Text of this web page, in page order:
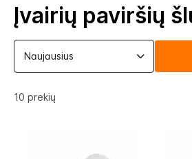
Įvairių paviršių
10 prekių